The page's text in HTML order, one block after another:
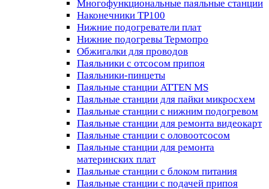
Многофункциональные паяльные станции
Наконечники TP100
Нижние подогреватели плат
Нижние подогревы Термопро
Обжигалки для проводов
Паяльники с отсосом припоя
Паяльники-пинцеты
Паяльные станции ATTEN MS
Паяльные станции для пайки микросхем
Паяльные станции с нижним подогревом
Паяльные станции для ремонта видеокарт
Паяльные станции с оловоотсосом
Паяльные станции для ремонта
материнских плат
Паяльные станции с блоком питания
Паяльные станции с подачей припоя